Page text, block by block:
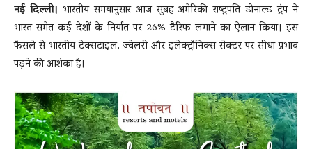
नई दिल्ली। भारतीय समयानुसार आज सुबह अमेरिकी राष्ट्रपति डोनाल्ड ट्रंप ने
भारत समेत कई देशों के निर्यात पर 26% टैरिफ लगाने का ऐलान किया। इस
फैसले से भारतीय टेक्सटाइल, ज्वेलरी और इलेक्ट्रॉनिक्स सेक्टर पर सीधा प्रभाव
पड़ने की आशंका है।